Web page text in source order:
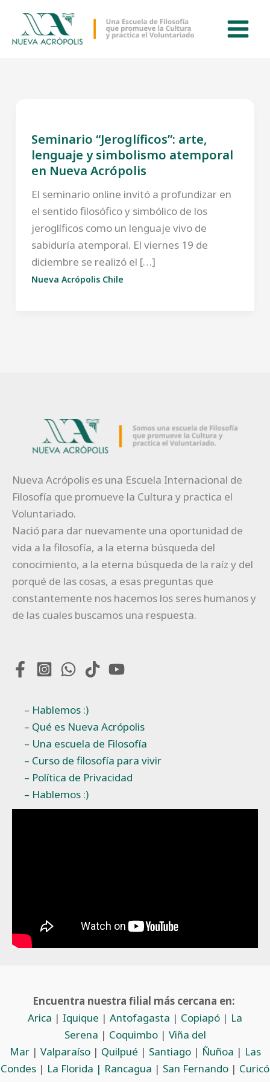
contenido
Seminario “Jeroglíficos”: arte,
lenguaje y simbolismo atemporal
en Nueva Acrópolis
El seminario online invitó a profundizar en
el sentido filosófico y simbólico de los
jeroglíficos como un lenguaje vivo de
sabiduría atemporal. El viernes 19 de
diciembre se realizó el […]
Nueva Acrópolis Chile
Nueva Acrópolis es una Escuela Internacional de
Filosofía que promueve la Cultura y practica el
Voluntariado.
Nació para dar nuevamente una oportunidad de
vida a la filosofía, a la eterna búsqueda del
conocimiento, a la eterna búsqueda de la raíz y del
porqué de las cosas, a esas preguntas que
constantemente nos hacemos los seres humanos y
de las cuales buscamos una respuesta.
– Hablemos :)
– Qué es Nueva Acrópolis
– Una escuela de Filosofía
– Curso de filosofía para vivir
– Política de Privacidad
– Hablemos :)
Encuentra nuestra filial más cercana en:
Arica | Iquique | Antofagasta | Copiapó | La
Serena | Coquimbo| Viña del
Mar| Valparaíso| Quilpué | Santiago| Ñuñoa | Las
Condes | La Florida | Rancagua | San Fernando | Curicó